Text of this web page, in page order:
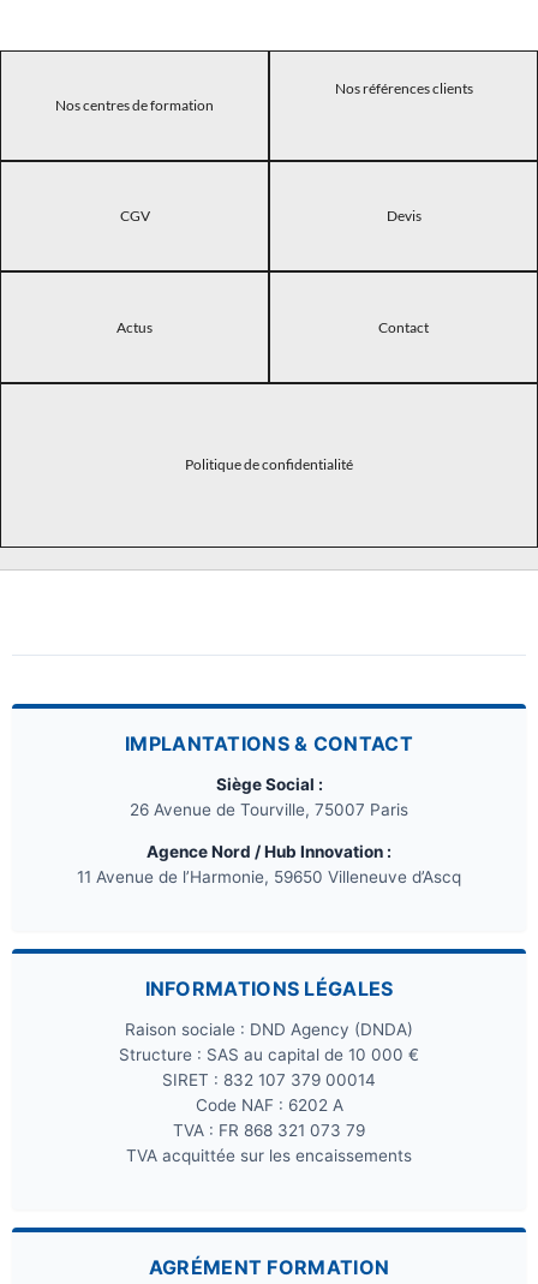
Nos centres de formation
Nos références clients
CGV Devis
Actus Contact
Politique de confidentialité
IMPLANTATIONS & CONTACT
Siège Social :
26 Avenue de Tourville, 75007 Paris
Agence Nord / Hub Innovation :
11 Avenue de l’Harmonie, 59650 Villeneuve d’Ascq
INFORMATIONS LÉGALES
Raison sociale : DND Agency (DNDA)
Structure : SAS au capital de 10 000 €
SIRET : 832 107 379 00014
Code NAF : 6202 A
TVA : FR 868 321 073 79
TVA acquittée sur les encaissements
AGRÉMENT FORMATION